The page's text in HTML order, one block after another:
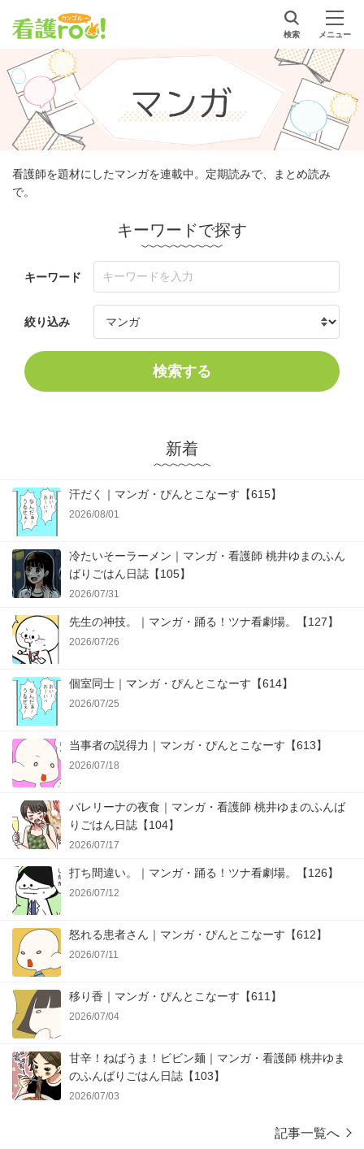
検索 メニュー
看護師を題材にしたマンガを連載中。定期読みで、まとめ読み
で。
キーワードで探す
キーワード
絞り込み
検索する
新着
汗だく｜マンガ・ぴんとこなーす【615】
2026/08/01
冷たいそーラーメン｜マンガ・看護師 桃井ゆまのふん
ばりごはん日誌【105】
2026/07/31
先生の神技。｜マンガ・踊る！ツナ看劇場。【127】
2026/07/26
個室同士｜マンガ・ぴんとこなーす【614】
2026/07/25
当事者の説得力｜マンガ・ぴんとこなーす【613】
2026/07/18
バレリーナの夜食｜マンガ・看護師 桃井ゆまのふんば
りごはん日誌【104】
2026/07/17
打ち間違い。｜マンガ・踊る！ツナ看劇場。【126】
2026/07/12
怒れる患者さん｜マンガ・ぴんとこなーす【612】
2026/07/11
移り香｜マンガ・ぴんとこなーす【611】
2026/07/04
甘辛！ねばうま！ビビン麺｜マンガ・看護師 桃井ゆま
のふんばりごはん日誌【103】
2026/07/03
記事一覧へ